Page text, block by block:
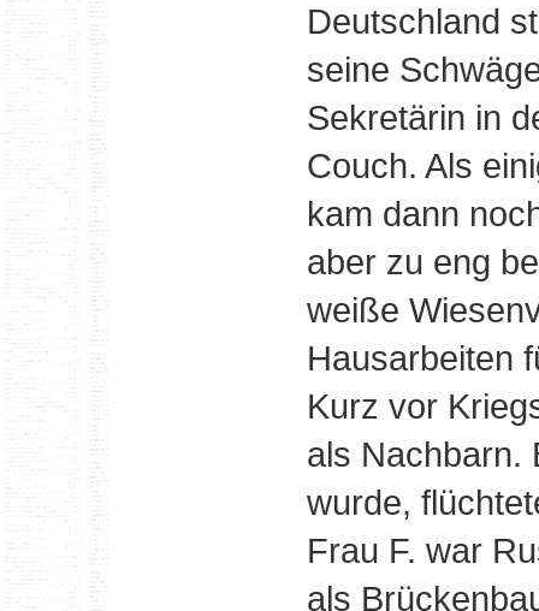
Deutschland
seine
Sekretärin in
Couch. Als
kam dann
aber zu eng
weiße
Hausarbeiten
Kurz vor
als Nachbarn.
wurde,
Frau F. war
als